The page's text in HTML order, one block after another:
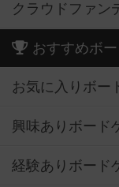
クラウドファン
おすすめボ
お気に入りボー
興味ありボード
経験ありボード